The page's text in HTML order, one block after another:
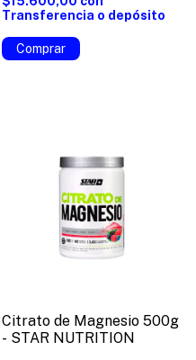
Transferencia o depósito
Citrato de Magnesio 500g
- STAR NUTRITION